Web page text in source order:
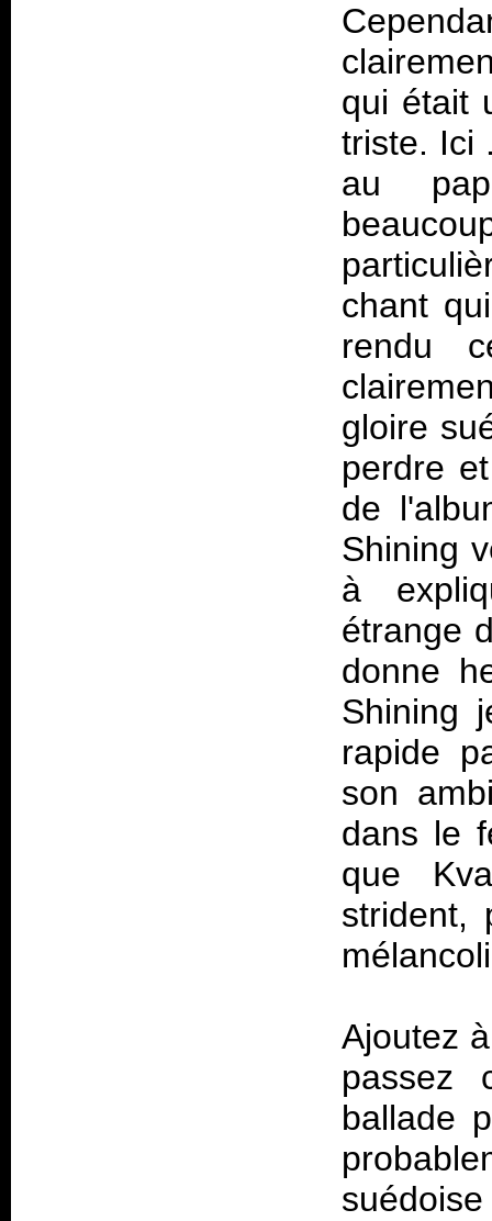
qui était
triste. Ici
au
chant
rendu
gloire
perdre
de
Shining
à
étrange
donne
Shining
rapide
son
dans le
que
strident,
Ajoutez
passez
ballade